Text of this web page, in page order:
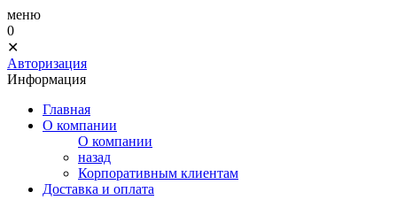
меню
0
✕
Авторизация
Информация
Главная
О компании
О компании
назад
Корпоративным клиентам
Доставка и оплата